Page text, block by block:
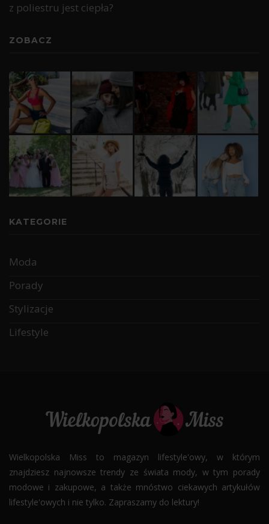
z poliestru jest ciepła?
ZOBACZ
KATEGORIE
Moda
Porady
Stylizacje
Lifestyle
Wielkopolska Miss to magazyn lifestyle'owy, w którym
znajdziesz najnowsze trendy ze świata mody, w tym porady
modowe i zakupowe, a także mnóstwo ciekawych artykułów
lifestyle'owych i nie tylko. Zapraszamy do lektury!